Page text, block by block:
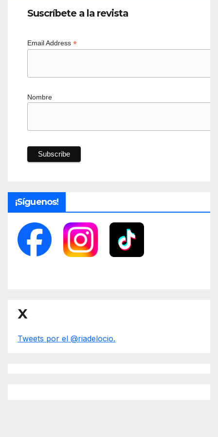
Suscríbete a la revista
Email Address *
Nombre
¡Síguenos!
X
Tweets por el @riadelocio.